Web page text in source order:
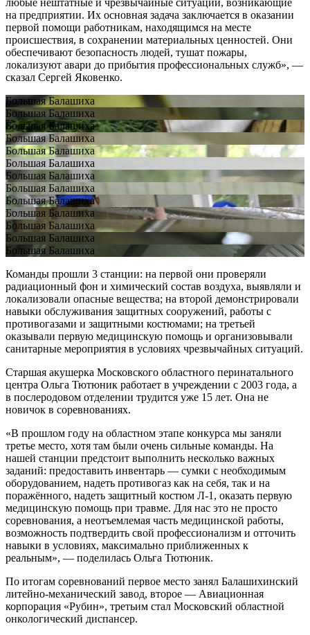
на предприятии. Их основная задача заключается в оказании
первой помощи работникам, находящимся на месте
происшествия, в сохранении материальных ценностей. Они
обеспечивают безопасность людей, тушат пожары,
локализуют авари до прибытия профессиональных служб», —
сказал Сергей Яковенко.
Большая Балашиха
Большая Балашиха
Большая Балашиха
Большая Балашиха
Большая Балашиха
Большая Балашиха
Большая Балашиха
Большая Балашиха
Большая Балашиха
Большая Балашиха
Большая Балашиха
Большая Балашиха
Большая Балашиха
Команды прошли 3 станции: на первой они проверяли
радиационный фон и химический состав воздуха, выявляли и
локализовали опасные вещества; на второй демонстрировали
навыки обслуживания защитных сооружений, работы с
противогазами и защитными костюмами; на третьей
оказывали первую медицинскую помощь и организовывали
санитарные мероприятия в условиях чрезвычайных ситуаций.
Старшая акушерка Московского областного перинатального
центра Ольга Тютюник работает в учреждении с 2003 года, а
в послеродовом отделении трудится уже 15 лет. Она не
новичок в соревнованиях.
«В прошлом году на областном этапе конкурса мы заняли
третье место, хотя там были очень сильные команды. На
нашей станции предстоит выполнить несколько важных
заданий: предоставить инвентарь — сумки с необходимым
оборудованием, надеть противогаз как на себя, так и на
поражённого, надеть защитный костюм Л-1, оказать первую
медицинскую помощь при травме. Для нас это не просто
соревнования, а неотъемлемая часть медицинской работы,
возможность подтвердить свой профессионализм и отточить
навыки в условиях, максимально приближенных к
реальным», — поделилась Ольга Тютюник.
По итогам соревнований первое место занял Балашихинский
литейно-механический завод, второе — Авиационная
корпорация «Рубин», третьим стал Московский областной
онкологический диспансер.